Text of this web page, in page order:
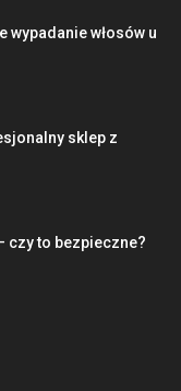
wypadanie włosów u
sklep z
czy to bezpieczne?